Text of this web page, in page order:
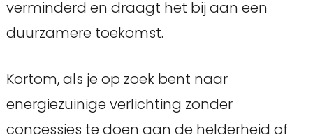
verminderd en draagt het bij aan een
duurzamere toekomst.
Kortom, als je op zoek bent naar
energiezuinige verlichting zonder
concessies te doen aan de helderheid of